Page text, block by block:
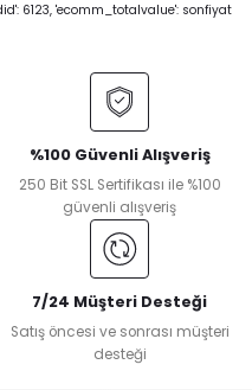
6123, 'ecomm_totalvalue': sonfiyat
%100 Güvenli Alışveriş
250 Bit SSL Sertifikası ile %100
güvenli alışveriş
7/24 Müşteri Desteği
Satış öncesi ve sonrası müşteri
desteği